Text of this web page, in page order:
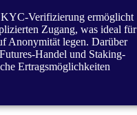
Verifizierung ermöglicht
Zugang, was ideal für
Anonymität legen. Darüber
Handel und Staking-
Ertragsmöglichkeiten